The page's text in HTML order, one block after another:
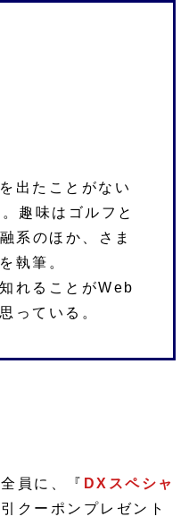
出たことがない
趣味はゴルフと
系のほか、さま
執筆。
れることがWeb
っている。
員に、 『 DXスペシャ
クーポンプレゼント